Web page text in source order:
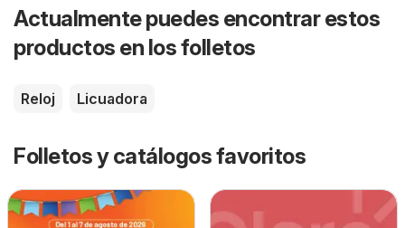
Actualmente puedes encontrar estos
productos en los folletos
Reloj Licuadora
Folletos y catálogos favoritos